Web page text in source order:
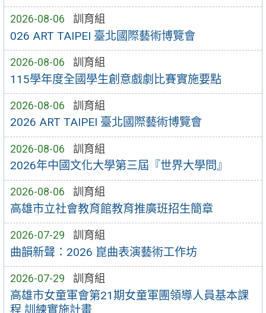
2026-08-06 訓育組
026 ART TAIPEI 臺北國際藝術博覽會
2026-08-06 訓育組
115學年度全國學生創意戲劇比賽實施要點
2026-08-06 訓育組
2026 ART TAIPEI 臺北國際藝術博覽會
2026-08-06 訓育組
2026年中國文化大學第三屆『世界大學問』
2026-08-06 訓育組
高雄市立社會教育館教育推廣班招生簡章
2026-07-29 訓育組
曲韻新聲：2026 崑曲表演藝術工作坊
2026-07-29 訓育組
高雄市女童軍會第21期女童軍團領導人員基本課
程 訓練實施計畫